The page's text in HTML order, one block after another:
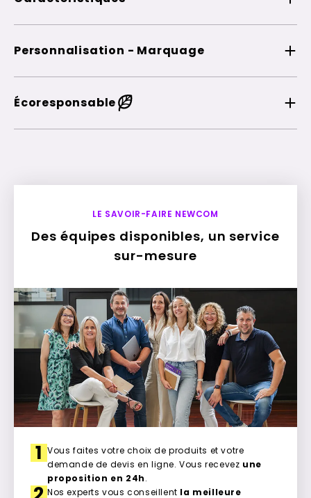
Personnalisation - Marquage
Écoresponsable
LE SAVOIR-FAIRE NEWCOM
Des équipes disponibles, un service
sur-mesure
1 Vous faites votre choix de produits et votre
demande de devis en ligne. Vous recevez une
proposition en 24h.
Nos experts vous conseillent la meilleure